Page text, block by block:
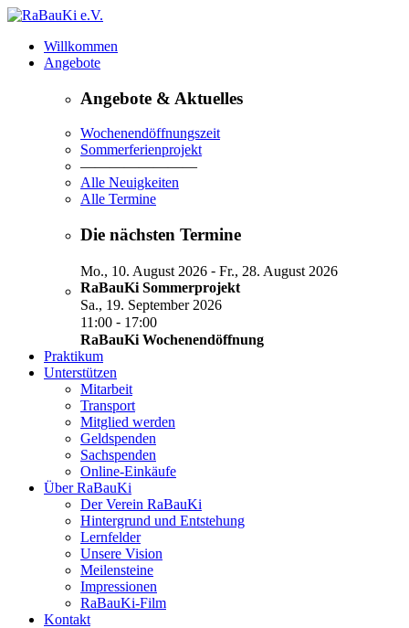
Willkommen
Angebote
Angebote & Aktuelles
Wochenendöffnungszeit
Sommerferienprojekt
————————
Alle Neuigkeiten
Alle Termine
Die nächsten Termine
Mo., 10. August 2026 - Fr., 28. August 2026
RaBauKi Sommerprojekt
Sa., 19. September 2026
11:00 - 17:00
RaBauKi Wochenendöffnung
Praktikum
Unterstützen
Mitarbeit
Transport
Mitglied werden
Geldspenden
Sachspenden
Online-Einkäufe
Über RaBauKi
Der Verein RaBauKi
Hintergrund und Entstehung
Lernfelder
Unsere Vision
Meilensteine
Impressionen
RaBauKi-Film
Kontakt